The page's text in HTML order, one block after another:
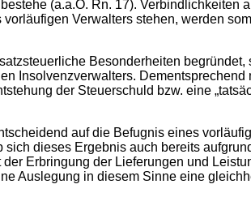
(a.a.O. Rn. 17).
Verwalters stehen, werden
Besonderheiten
Insolvenzverwalters.
der Steuerschuld bzw. eine
auf die Befugnis eines
dieses Ergebnis auch bereits
Erbringung der Lieferungen und
Auslegung in diesem Sinne eine